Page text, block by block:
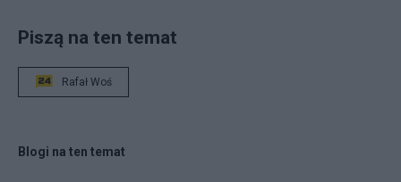
Piszą na ten temat
Rafał Woś
Blogi na ten temat